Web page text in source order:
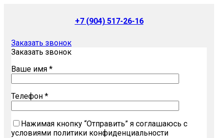
+7 (904) 517-26-16
Заказать звонок
Заказать звонок
Ваше имя *
Телефон *
Нажимая кнопку “Отправить” я соглашаюсь с
условиями политики конфиденциальности